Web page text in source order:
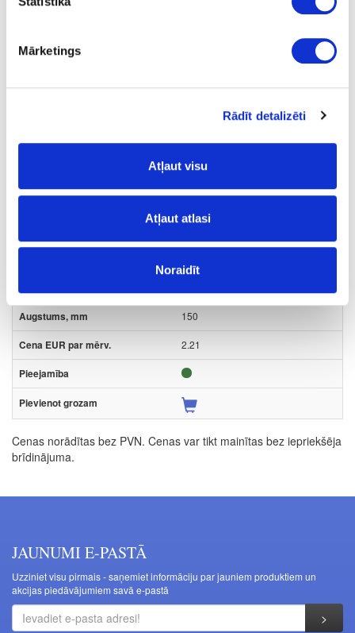
Mārketings
Rādīt detalizēti
Atļaut visu
Atļaut atlasi
Noraidīt
120
150
2.21
Cenas norādītas bez PVN. Cenas var tikt mainītas bez iepriekšēja
brīdinājuma.
JAUNUMI E-PASTĀ
Uzziniet visu pirmais - saņemiet informāciju par jauniem produktiem un
akcijas piedāvājumiem savā e-pastā